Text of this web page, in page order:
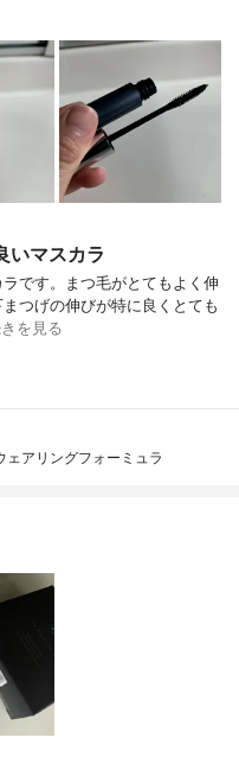
いマスカラ
です。まつ毛がとてもよく伸
つげの伸びが特に良くとても
を見る
ェアリングフォーミュラ